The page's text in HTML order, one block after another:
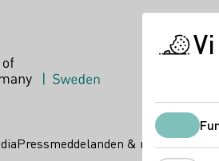
Pressmeddelanden & nyheter